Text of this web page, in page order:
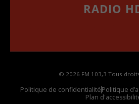
RADIO
© 2026 FM 103,3 Tous
Politique de confidentialitéPolitique
Plan